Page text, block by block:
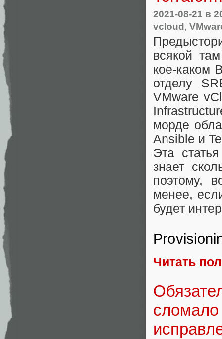
2021-08-21 в
vcloud,
всякой
кое-каком
отделу
VMware
морде
Ansible и
Эта
знает
поэтому,
менее,
будет
Читать
сломало